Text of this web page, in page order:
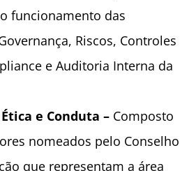
funcionamento das
Riscos, Controles
e Auditoria Interna da
e Conduta – Composto
nomeados pelo Conselho
que representam a área